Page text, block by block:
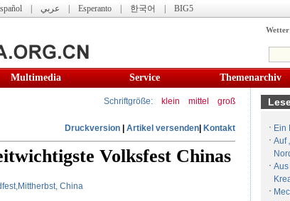
عربي Esperanto 한국어 BIG5
Wetter
Multimedia Service Themenarchiv
Schriftgröße: klein mittel groß
Druckversion| Artikel versenden| Kontakt
Volksfest Chinas
China